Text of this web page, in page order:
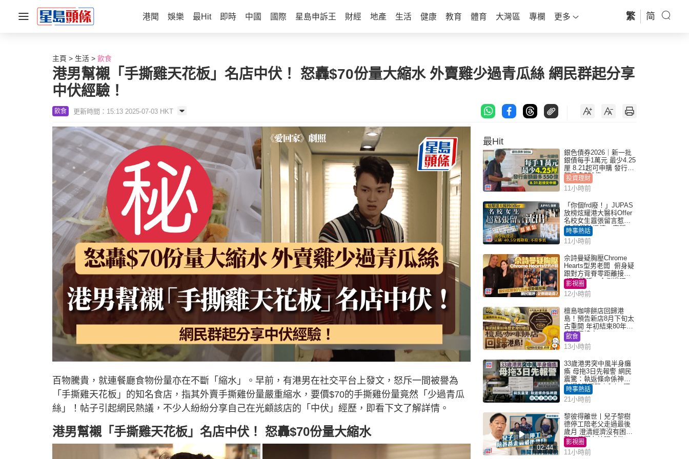
港聞 娛樂 最Hit 即時 中國 國際 星島申訴王 財經 地產 生活 健康 教育 體育 大灣區 專欄 更多 繁 简
主頁 生活 飲食
港男幫襯「手撕雞天花板」名店中伏！ 怒轟$70份量大縮水 外賣雞少過青瓜絲 網民群起分享
中伏經驗！
飲食 更新時間：15:13 2025-07-03 HKT
百物騰貴，就連餐廳食物份量亦在不斷「縮水」。早前，有港男在社交平台上發文，怒斥一間被譽為
「手撕雞天花板」的知名食店，指其外賣手撕雞份量嚴重縮水，要價$70的手撕雞份量竟然「少過青瓜
絲」！帖子引起網民熱議，不少人紛紛分享自己在光顧該店的「中伏」經歷，即看下文了解詳情。
港男幫襯「手撕雞天花板」名店中伏！ 怒轟$70份量大縮水
最Hit
銀色債券2026｜新一批
銀債每手1萬元 最少4.25
厘 8.21起可申購 發行金
額最多550億
投資理財
11小時前
「你個frd廢！」JUPAS
放榜炫耀港大醫科Offer
名校女生囂張留言惹眾
怒 醫學院澄清：宣稱
「40.5分獲錄取」不符事
實｜Juicy叮
時事熱話
11小時前
佘詩曼疑胸壓Chrome
Hearts型男老闆 俯身疑
跟對方背脊零距離接觸
網民驚呼：企側邊唔
得？
影視圈
12小時前
檀島咖啡餅店回歸港
島！預告新店8月下旬太
古重開 年初結束80年歷
史灣仔總店
飲食
13小時前
33歲港男突中風半身癱
瘓 母拖3日先報警 網民
震驚：執返條命係神蹟
自爆2個惡習｜Juicy叮
時事熱話
21小時前
02:44
黎彼得離世丨兒子黎樹
德停工陪老父走過最後
歲月 澄清經濟沒有困
難：傳聞有誇張成份
影視圈
11小時前